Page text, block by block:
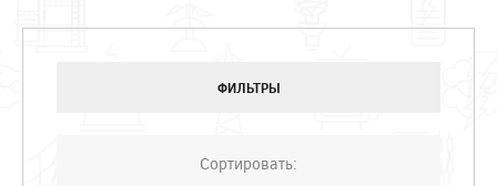
ФИЛЬТРЫ
Сортировать: